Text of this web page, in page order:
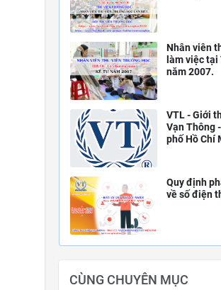
Nhân viên
làm việc
năm 2007.
VTL - Giới
Vạn Thông
phố Hồ Chí
Quy định
về số điện
CÙNG CHUYÊN MỤC